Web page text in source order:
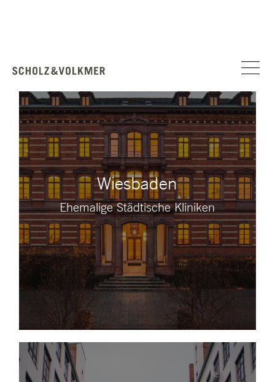
Wiesbaden
Ehemalige Städtische Kliniken